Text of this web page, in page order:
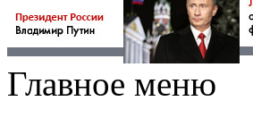
Главное меню